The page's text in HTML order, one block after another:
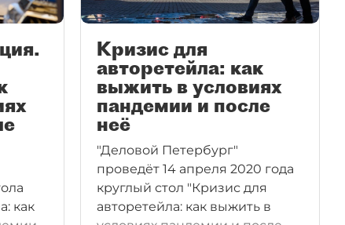
как
Кризис для
авторетейла: как
выжить в условиях
пандемии и после
неё
"Деловой Петербург"
проведёт 14 апреля 2020 года
круглый стол "Кризис для
авторетейла: как выжить в